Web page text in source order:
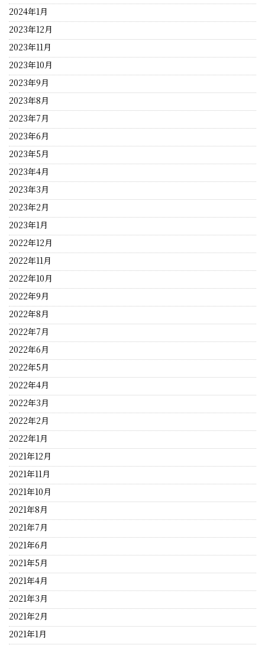
2024年1月
2023年12月
2023年11月
2023年10月
2023年9月
2023年8月
2023年7月
2023年6月
2023年5月
2023年4月
2023年3月
2023年2月
2023年1月
2022年12月
2022年11月
2022年10月
2022年9月
2022年8月
2022年7月
2022年6月
2022年5月
2022年4月
2022年3月
2022年2月
2022年1月
2021年12月
2021年11月
2021年10月
2021年8月
2021年7月
2021年6月
2021年5月
2021年4月
2021年3月
2021年2月
2021年1月